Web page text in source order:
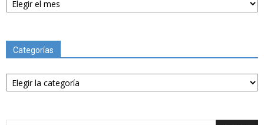
Categorías
Categorías